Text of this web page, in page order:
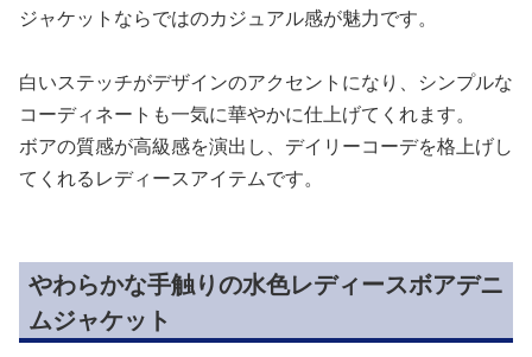
ジャケットならではのカジュアル感が魅力です。
白いステッチがデザインのアクセントになり、シンプルな
コーディネートも一気に華やかに仕上げてくれます。
ボアの質感が高級感を演出し、デイリーコーデを格上げし
てくれるレディースアイテムです。
やわらかな手触りの水色レディースボアデニ
ムジャケット